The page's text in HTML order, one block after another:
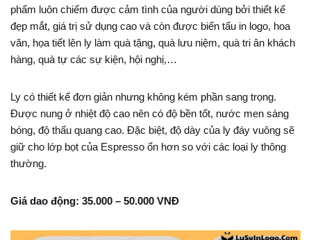
phẩm luôn chiếm được cảm tình của người dùng bởi thiết kế
đẹp mắt, giá trị sử dụng cao và còn được biến tấu in logo, hoa
văn, họa tiết lên ly làm quà tặng, quà lưu niệm, quà tri ân khách
hàng, quà tự các sự kiện, hội nghị,…
Ly có thiết kế đơn giản nhưng không kém phần sang trọng.
Được nung ở nhiệt độ cao nên có độ bền tốt, nước men sáng
bóng, độ thấu quang cao. Đặc biệt, độ dày của ly đáy vuông sẽ
giữ cho lớp bọt của Espresso ổn hơn so với các loại ly thông
thường.
Giá dao động: 35.000 – 50.000 VNĐ